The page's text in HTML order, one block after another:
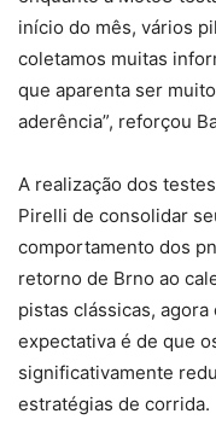
início do mês, vários
coletamos muitas
que aparenta ser
aderência”, reforçou
A realização dos
Pirelli de consolidar
comportamento dos
retorno de Brno ao
pistas clássicas,
expectativa é de que
significativamente
estratégias de corrida.